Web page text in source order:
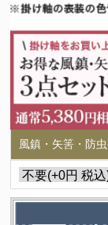
風鎮・矢筈・防